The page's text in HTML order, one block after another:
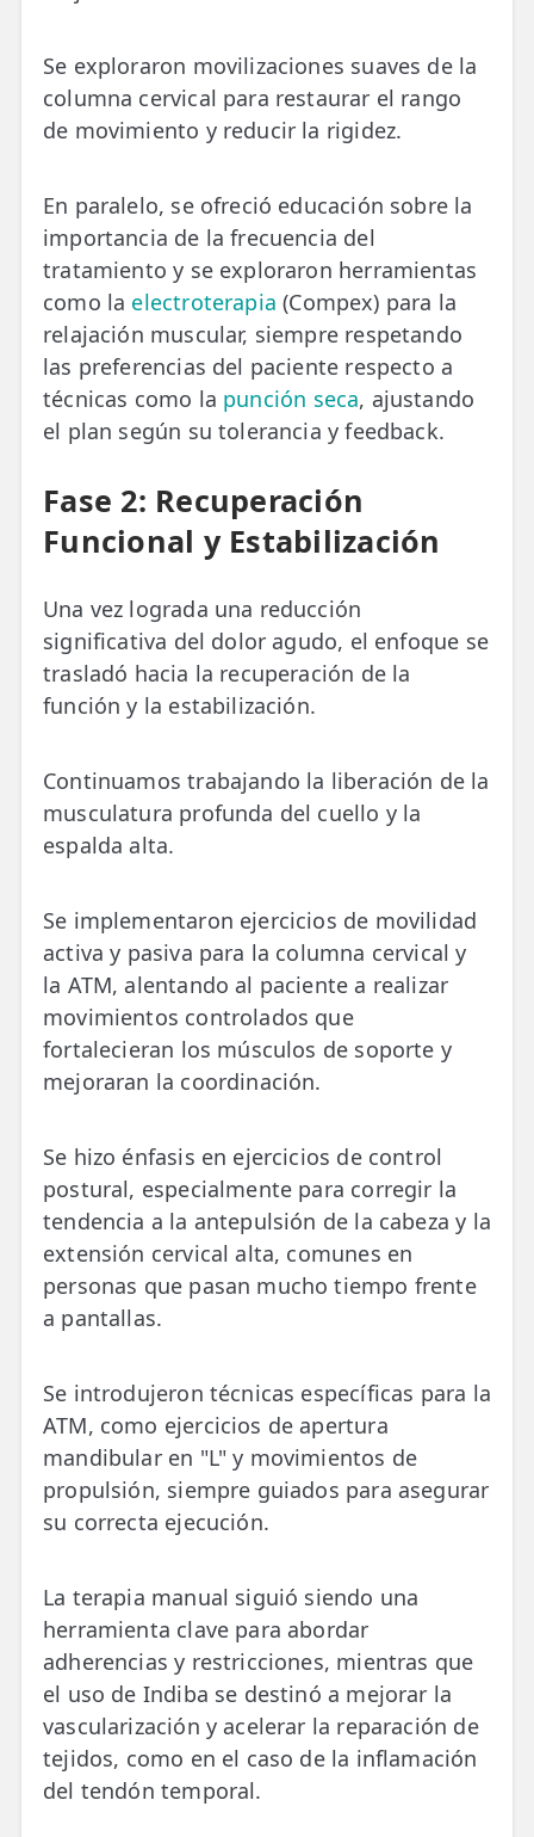
Se exploraron movilizaciones suaves de la
columna cervical para restaurar el rango
de movimiento y reducir la rigidez.
En paralelo, se ofreció educación sobre la
importancia de la frecuencia del
tratamiento y se exploraron herramientas
como la electroterapia (Compex) para la
relajación muscular, siempre respetando
las preferencias del paciente respecto a
técnicas como la punción seca, ajustando
el plan según su tolerancia y feedback.
Fase 2: Recuperación
Funcional y Estabilización
Una vez lograda una reducción
significativa del dolor agudo, el enfoque se
trasladó hacia la recuperación de la
función y la estabilización.
Continuamos trabajando la liberación de la
musculatura profunda del cuello y la
espalda alta.
Se implementaron ejercicios de movilidad
activa y pasiva para la columna cervical y
la ATM, alentando al paciente a realizar
movimientos controlados que
fortalecieran los músculos de soporte y
mejoraran la coordinación.
Se hizo énfasis en ejercicios de control
postural, especialmente para corregir la
tendencia a la antepulsión de la cabeza y la
extensión cervical alta, comunes en
personas que pasan mucho tiempo frente
a pantallas.
Se introdujeron técnicas específicas para la
ATM, como ejercicios de apertura
mandibular en "L" y movimientos de
propulsión, siempre guiados para asegurar
su correcta ejecución.
La terapia manual siguió siendo una
herramienta clave para abordar
adherencias y restricciones, mientras que
el uso de Indiba se destinó a mejorar la
vascularización y acelerar la reparación de
tejidos, como en el caso de la inflamación
del tendón temporal.